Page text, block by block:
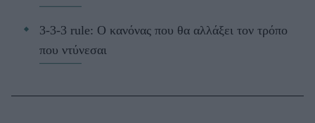
3-3-3 rule: Ο κανόνας που θα αλλάξει τον τρόπο
που ντύνεσαι